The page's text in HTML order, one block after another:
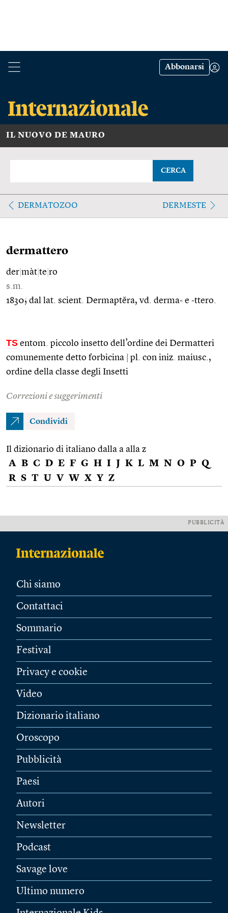
Abbonarsi
IL NUOVO DE MAURO
CERCA
DERMATOZOO DERMESTE
dermattero
der màt te ro
s.m.
1830; dal lat. scient. Dermaptĕra, vd. derma- e -ttero.
TS entom. piccolo insetto dell’ordine dei Dermatteri
comunemente detto forbicina
pl. con iniz. maiusc.,
ordine della classe degli Insetti
Correzioni e suggerimenti
Condividi
Il dizionario di italiano dalla a alla z
A B C D E F G H I J K L M N O P Q
R S T U V W X Y Z
PUBBLICITÀ
Chi siamo
Contattaci
Sommario
Festival
Privacy e cookie
Video
Dizionario italiano
Oroscopo
Pubblicità
Paesi
Autori
Newsletter
Podcast
Savage love
Ultimo numero